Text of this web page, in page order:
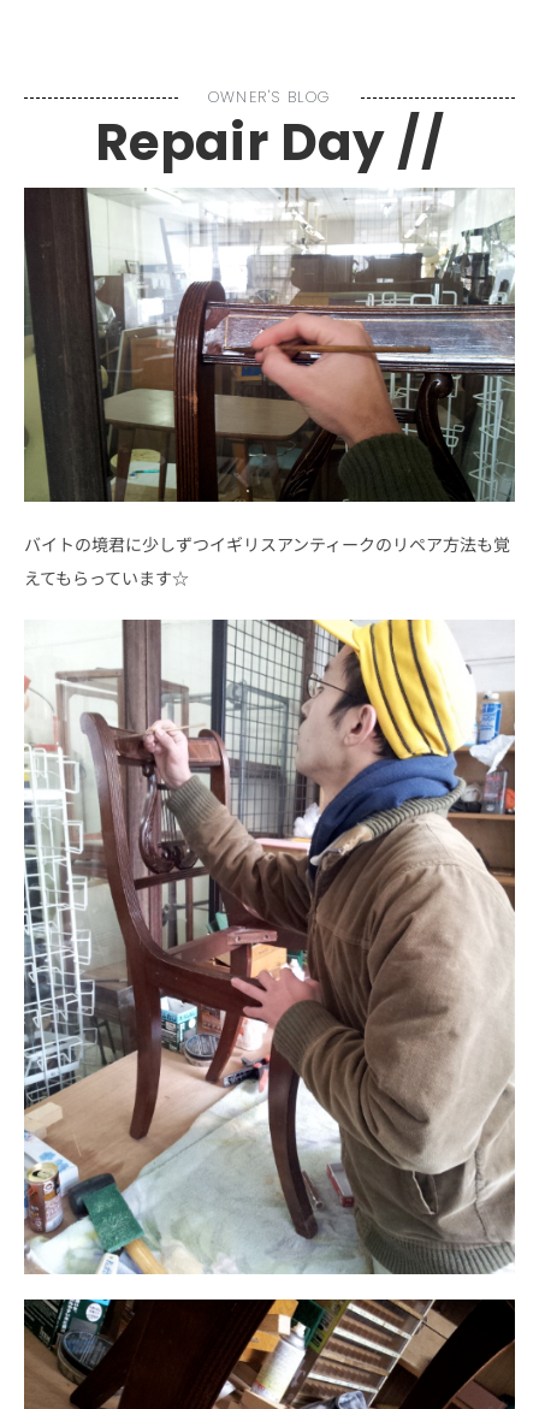
OWNER'S BLOG
Repair Day //
バイトの境君に少しずつイギリスアンティークのリペア方法も覚
えてもらっています☆